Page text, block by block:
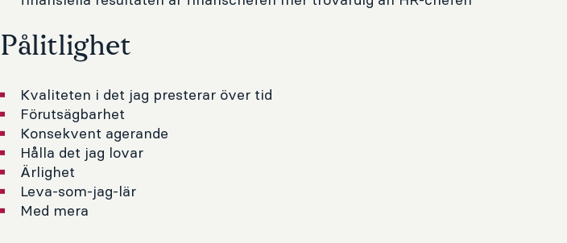
Pålitlighet
Kvaliteten i det jag presterar över tid
Förutsägbarhet
Konsekvent agerande
Hålla det jag lovar
Ärlighet
Leva-som-jag-lär
Med mera